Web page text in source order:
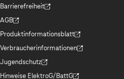
Barrierefreiheit
(Der Link wird in einem neuen Tab geöffnet)
AGB
(Der Link wird in einem neuen Tab geöffnet)
Produktinformationsblatt
(Der Link wird in einem neuen Tab geöffnet)
Verbraucherinformationen
(Der Link wird in einem neuen Tab geöffnet)
Jugendschutz
(Der Link wird in einem neuen Tab geöffnet)
Hinweise ElektroG/BattG